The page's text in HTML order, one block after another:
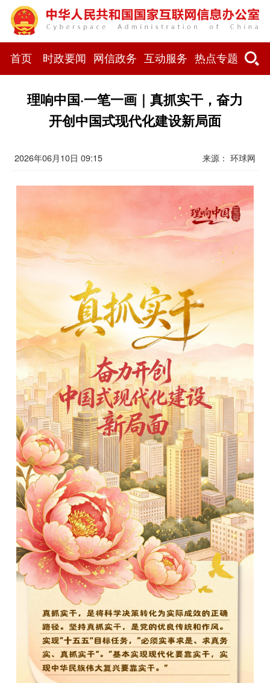
首页 时政要闻 网信政务 互动服务 热点专题
理响中国·一笔一画｜真抓实干，奋力
开创中国式现代化建设新局面
2026年06月10日 09:15 来源： 环球网